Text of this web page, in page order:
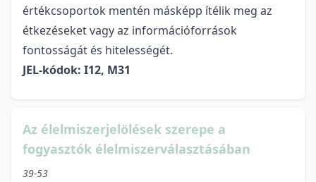
értékcsoportok mentén másképp ítélik meg az
étkezéseket vagy az információforrások
fontosságát és hitelességét.
JEL-kódok: I12, M31
Az élelmiszerjelölések szerepe a
fogyasztók élelmiszerválasztásában
39-53